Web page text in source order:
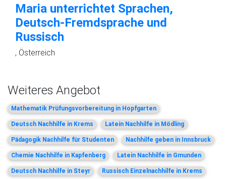
Maria unterrichtet Sprachen,
Deutsch-Fremdsprache und
Russisch
, Österreich
Weiteres Angebot
Mathematik Prüfungsvorbereitung in Hopfgarten
Deutsch Nachhilfe in Krems Latein Nachhilfe in Mödling
Pädagogik Nachhilfe für Studenten Nachhilfe geben in Innsbruck
Chemie Nachhilfe in Kapfenberg Latein Nachhilfe in Gmunden
Deutsch Nachhilfe in Steyr Russisch Einzelnachhilfe in Krems